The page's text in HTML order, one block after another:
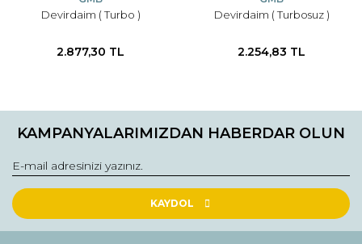
Devirdaim ( Turbo )
2.877,30 TL
Devirdaim ( Turbosuz )
2.254,83 TL
KAMPANYALARIMIZDAN HABERDAR OLUN
KAYDOL